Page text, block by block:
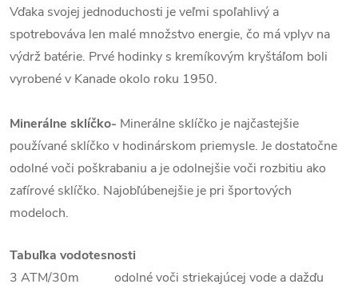
Vďaka svojej jednoduchosti je veľmi spoľahlivý a
spotrebováva len malé množstvo energie, čo má vplyv na
výdrž batérie. Prvé hodinky s kremíkovým kryštáľom boli
vyrobené v Kanade okolo roku 1950.
Minerálne sklíčko- Minerálne sklíčko je najčastejšie
používané sklíčko v hodinárskom priemysle. Je dostatočne
odolné voči poškrabaniu a je odolnejšie voči rozbitiu ako
zafírové sklíčko. Najobľúbenejšie je pri športových
modeloch.
Tabuľka vodotesnosti
3 ATM/30m odolné voči striekajúcej vode a dažďu